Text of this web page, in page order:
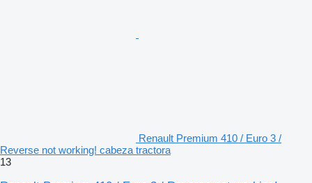
Renault Premium 410 / Euro 3 /
Reverse not working! cabeza tractora
13